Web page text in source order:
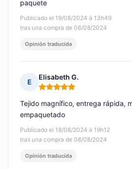
Publicado el 19/08/2024 à 13h49
tras una compra de 06/08/2024
paquete
Opinión traducida
E
Elisabeth G.
Nota: 5 de 5
Publicado el 18/08/2024 à 19h12
tras una compra de 08/08/2024
Tejido magnífico, entrega rápida,
empaquetado
Opinión traducida